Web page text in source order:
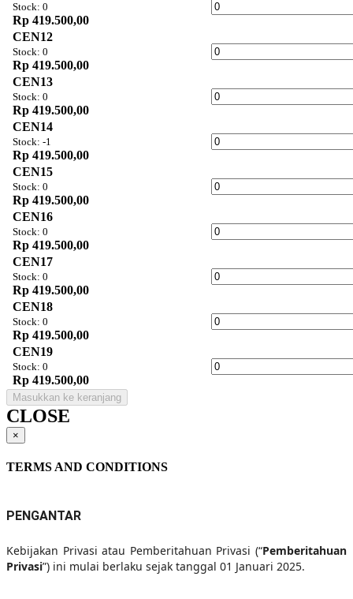
Stock: 0
Rp 419.500,00
CEN12
Stock: 0
Rp 419.500,00
CEN13
Stock: 0
Rp 419.500,00
CEN14
Stock: -1
Rp 419.500,00
CEN15
Stock: 0
Rp 419.500,00
CEN16
Stock: 0
Rp 419.500,00
CEN17
Stock: 0
Rp 419.500,00
CEN18
Stock: 0
Rp 419.500,00
CEN19
Stock: 0
Rp 419.500,00
Masukkan ke keranjang
CLOSE
×
TERMS AND CONDITIONS
PENGANTAR
Kebijakan Privasi atau Pemberitahuan Privasi (“Pemberitahuan
Privasi”) ini mulai berlaku sejak tanggal 01 Januari 2025.